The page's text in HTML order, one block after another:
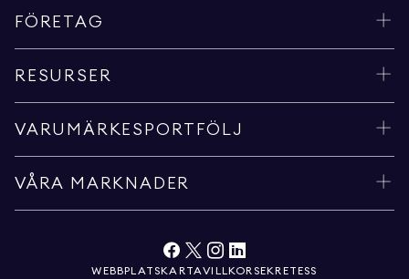
FÖRETAG
RESURSER
VARUMÄRKESPORTFÖLJ
VÅRA MARKNADER
WEBBPLATSKARTAVILLKOR SEKRETESS